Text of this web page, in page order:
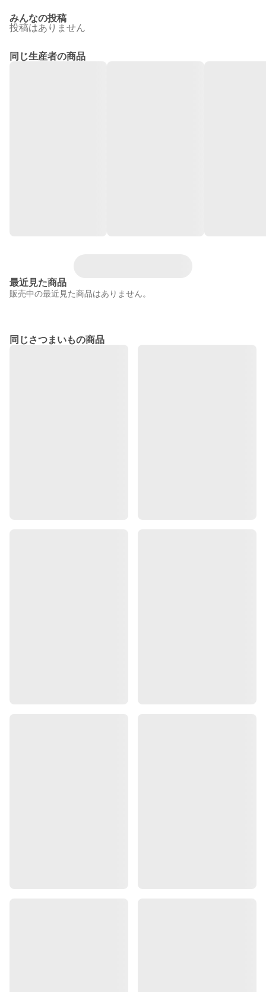
みんなの投稿
投稿はありません
同じ生産者の商品
最近見た商品
販売中の最近見た商品はありません。
同じさつまいもの商品